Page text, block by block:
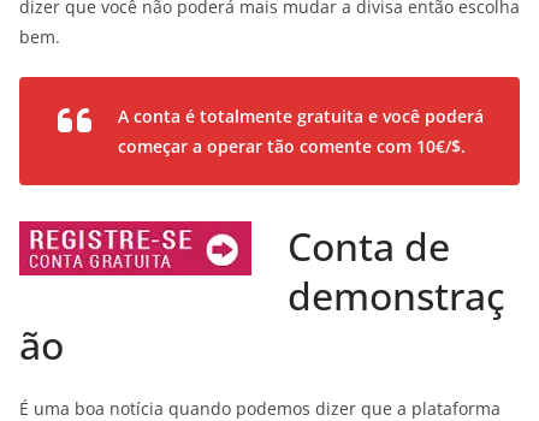
dizer que você não poderá mais mudar a divisa então escolha
bem.
A conta é totalmente gratuita e você poderá
começar a operar tão comente com 10€/$.
Conta de
demonstraç
ão
É uma boa notícia quando podemos dizer que a plataforma